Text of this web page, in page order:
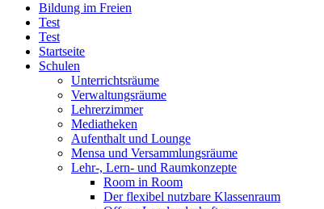
Bildung im Freien
Test
Test
Startseite
Schulen
Unterrichtsräume
Verwaltungsräume
Lehrerzimmer
Mediatheken
Aufenthalt und Lounge
Mensa und Versammlungsräume
Lehr-, Lern- und Raumkonzepte
Room in Room
Der flexibel nutzbare Klassenraum